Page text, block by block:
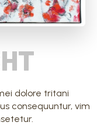
dolore tritani
consequuntur, vim